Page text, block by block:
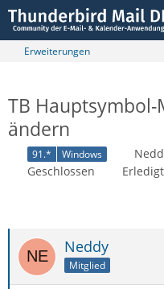
Erweiterungen
TB
ändern
91.* Windows
Geschlossen
Erledigt
Neddy
Mitglied